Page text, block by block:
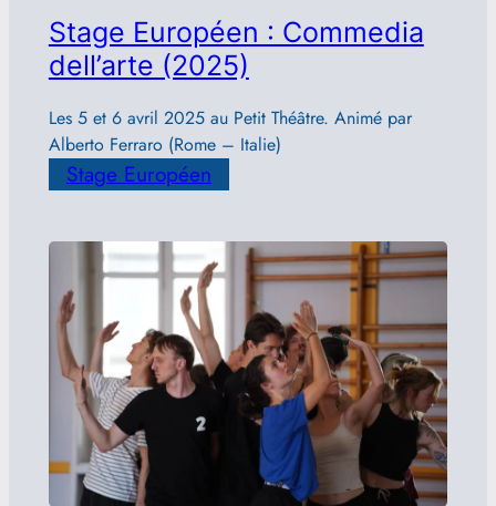
Stage Européen : Commedia
dell’arte (2025)
Les 5 et 6 avril 2025 au Petit Théâtre. Animé par
Alberto Ferraro (Rome – Italie)
Stage Européen